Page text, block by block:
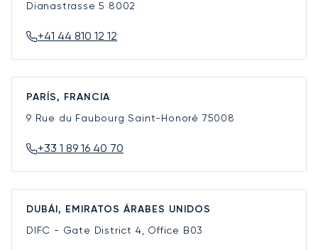
Dianastrasse 5 8002
+41 44 810 12 12
PARÍS, FRANCIA
9 Rue du Faubourg Saint-Honoré 75008
+33 1 89 16 40 70
DUBÁI, EMIRATOS ÁRABES UNIDOS
DIFC - Gate District 4, Office B03